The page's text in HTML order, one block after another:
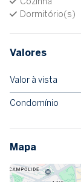
Cozinha
Dormitório(s)
Valores
Valor à vista
Condomínio
Mapa